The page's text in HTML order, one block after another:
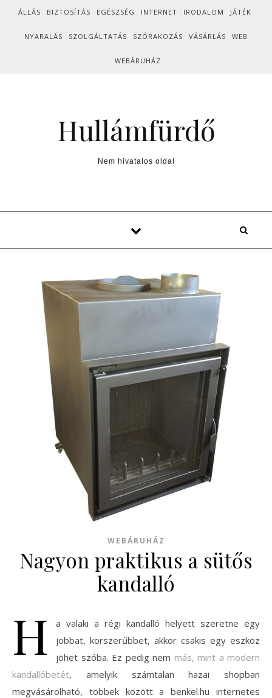
Skip to content
ÁLLÁS BIZTOSÍTÁS EGÉSZSÉG INTERNET IRODALOM JÁTÉK
NYARALÁS SZOLGÁLTATÁS SZÓRAKOZÁS VÁSÁRLÁS WEB
WEBÁRUHÁZ
Hullámfürdő
Nem hivatalos oldal
WEBÁRUHÁZ
Nagyon praktikus a sütős
kandalló
H
a valaki a régi kandalló helyett szeretne egy
jobbat, korszerűbbet, akkor csakis egy eszköz
jöhet szóba. Ez pedig nem más, mint a modern
kandallóbetét, amelyik számtalan hazai shopban
megvásárolható, többek között a benkel.hu internetes